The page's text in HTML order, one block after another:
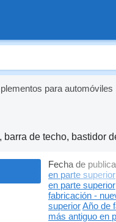
para automóviles
barra de techo, bastidor
Fecha de
en parte superior
en parte superior
fabricación -
superiorAño de
más antiguo en